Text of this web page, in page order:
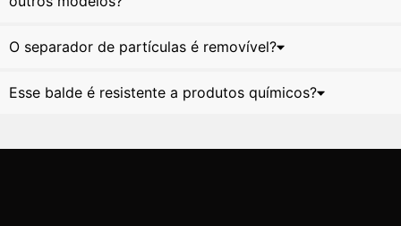
O separador de partículas é removível?
Esse balde é resistente a produtos químicos?